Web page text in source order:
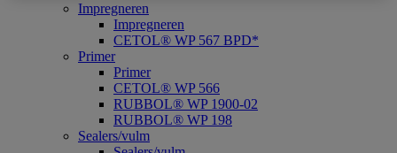
Impregneren
Impregneren
CETOL® WP 567 BPD*
Primer
Primer
CETOL® WP 566
RUBBOL® WP 1900-02
RUBBOL® WP 198
Sealers/vulm